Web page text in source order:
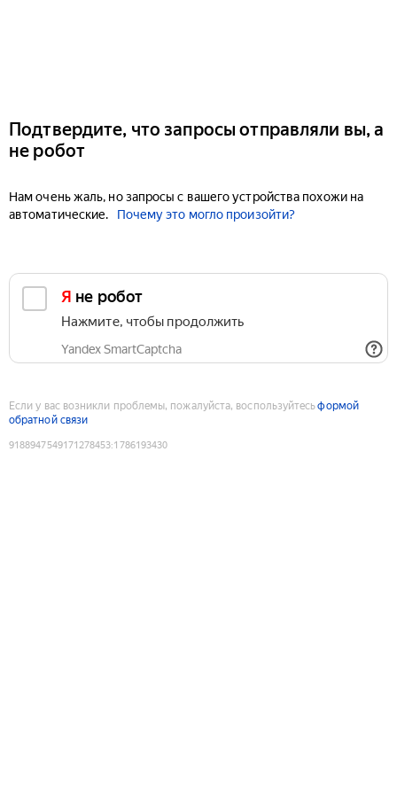
Подтвердите, что запросы отправляли вы, а
не робот
Нам очень жаль, но запросы с вашего устройства похожи на
автоматические.
Почему это могло произойти?
Я не робот
Нажмите, чтобы продолжить
Yandex SmartCaptcha
Если у вас возникли проблемы, пожалуйста, воспользуйтесьформой
обратной связи
9188947549171278453:1786193430